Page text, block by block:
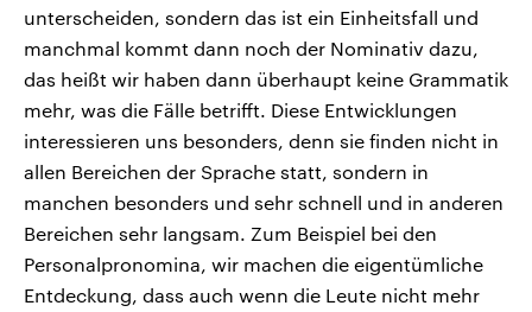
unterscheiden, sondern das ist ein Einheitsfall und
manchmal kommt dann noch der Nominativ dazu,
das heißt wir haben dann überhaupt keine Grammatik
mehr, was die Fälle betrifft. Diese Entwicklungen
interessieren uns besonders, denn sie finden nicht in
allen Bereichen der Sprache statt, sondern in
manchen besonders und sehr schnell und in anderen
Bereichen sehr langsam. Zum Beispiel bei den
Personalpronomina, wir machen die eigentümliche
Entdeckung, dass auch wenn die Leute nicht mehr